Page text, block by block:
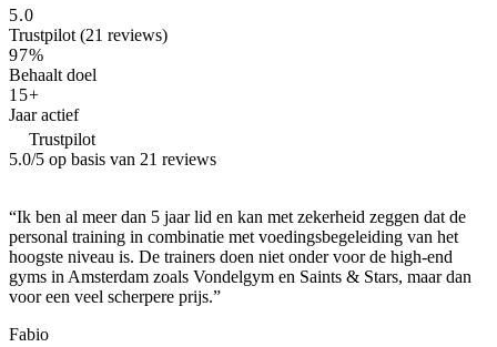
5.0
Trustpilot (21 reviews)
97%
Behaalt doel
15+
Jaar actief
Trustpilot
5.0/5 op basis van 21 reviews
“Ik ben al meer dan 5 jaar lid en kan met zekerheid zeggen dat de
personal training in combinatie met voedingsbegeleiding van het
hoogste niveau is. De trainers doen niet onder voor de high-end
gyms in Amsterdam zoals Vondelgym en Saints & Stars, maar dan
voor een veel scherpere prijs.”
Fabio